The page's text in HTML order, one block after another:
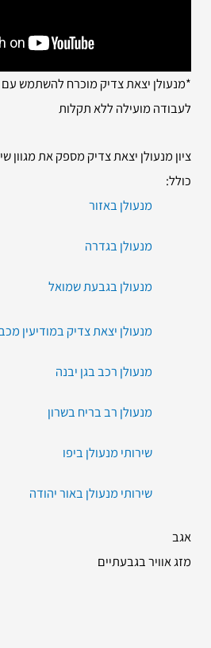
*מנעולן יצאת צדיק מוכרח להשתמש עם
לעבודה מועילה ללא תקלות
ציון מנעולן יצאת צדיק מספק את מגוון
כולל:
מנעולן באזור
מנעולן בגדרה
מנעולן בגבעת שמואל
מנעולן יצאת צדיק במודיעין
מנעולן רכב בגן יבנה
מנעולן רב בריח בשרון
שירותי מנעולן ביפו
שירותי מנעולן באור יהודה
אגב
מזג אוויר בגבעתיים